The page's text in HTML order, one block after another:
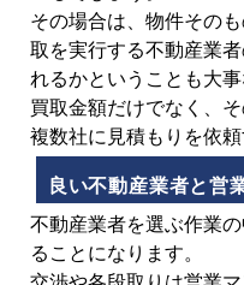
その場合は、物件その
取を実行する不動産業
れるかということも大
買取金額だけでなく、
複数社に見積もりを依頼
良い不動産業者と営
不動産業者を選ぶ作業
ることになります。